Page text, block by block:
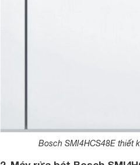
Bosch SMI4HCS48E thiết